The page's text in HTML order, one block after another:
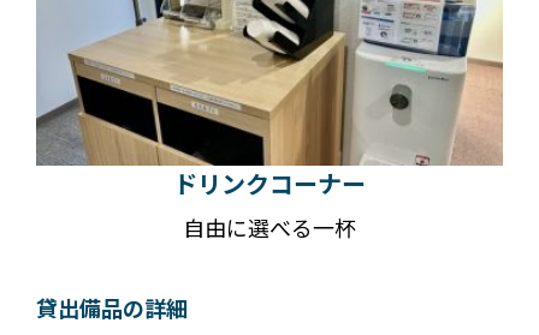
ドリンクコーナー
自由に選べる一杯
貸出備品の詳細